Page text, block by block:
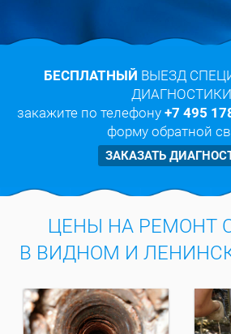
БЕСПЛАТНЫЙ ВЫЕЗД
ДИАГНОСТИКИ
закажите по телефону +7 495
форму обратной
ЗАКАЗАТЬ
ЦЕНЫ НА РЕМОНТ
В ВИДНОМ И